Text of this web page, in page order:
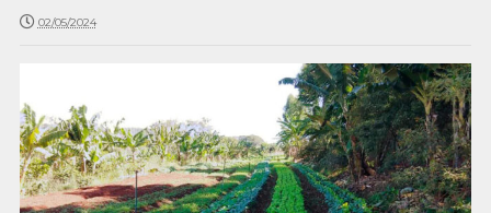
02/05/2024